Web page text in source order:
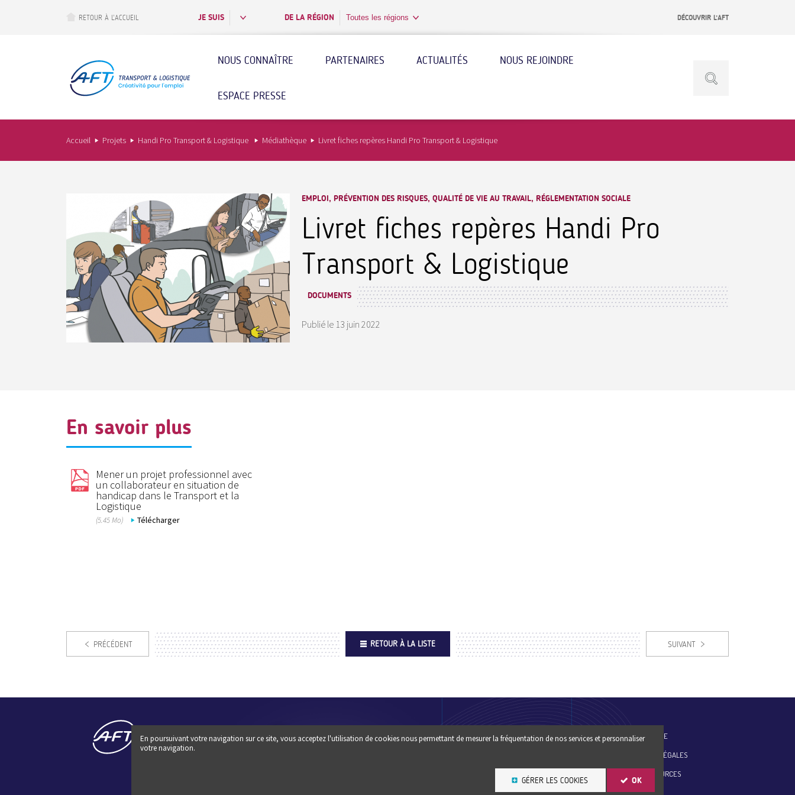
RETOUR À L’ACCUEIL JE SUIS DE LA RÉGION Toutes les régions DÉCOUVRIR L’AFT
NOUS CONNAÎTRE PARTENAIRES ACTUALITÉS NOUS REJOINDRE
ESPACE PRESSE
Accueil Projets Handi Pro Transport & Logistique Médiathèque Livret fiches repères Handi Pro Transport & Logistique
EMPLOI, PRÉVENTION DES RISQUES, QUALITÉ DE VIE AU TRAVAIL, RÉGLEMENTATION SOCIALE
Livret fiches repères Handi Pro
Transport & Logistique
DOCUMENTS
Publié le 13 juin 2022
En savoir plus
Mener un projet professionnel avec
un collaborateur en situation de
handicap dans le Transport et la
Logistique
(5.45 Mo) Télécharger
PRÉCÉDENT RETOUR À LA LISTE SUIVANT
Une question ? un conseil :
Footer
QUI SOMMES-NOUS
NEWSLETTER
PLAN DU SITE
MENTIONS LÉGALES
SITE RESSOURCES
En poursuivant votre navigation sur ce site, vous acceptez l'utilisation de cookies nous permettant de mesurer la fréquentation de nos services et personnaliser
votre navigation.
GÉRER LES COOKIES OK